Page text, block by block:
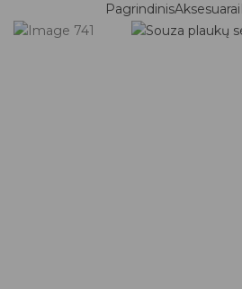
PagrindinisAksesuarai